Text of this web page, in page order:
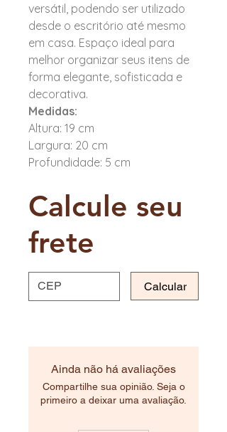
versátil, podendo ser utilizado
desde o escritório até mesmo
em casa. Espaço ideal para
melhor organizar seus itens de
forma elegante, sofisticada e
decorativa.
Medidas:
Altura: 19 cm
Largura: 20 cm
Profundidade: 5 cm
Calcule seu
frete
Calcular
Ainda não há avaliações
Compartilhe sua opinião. Seja o
primeiro a deixar uma avaliação.